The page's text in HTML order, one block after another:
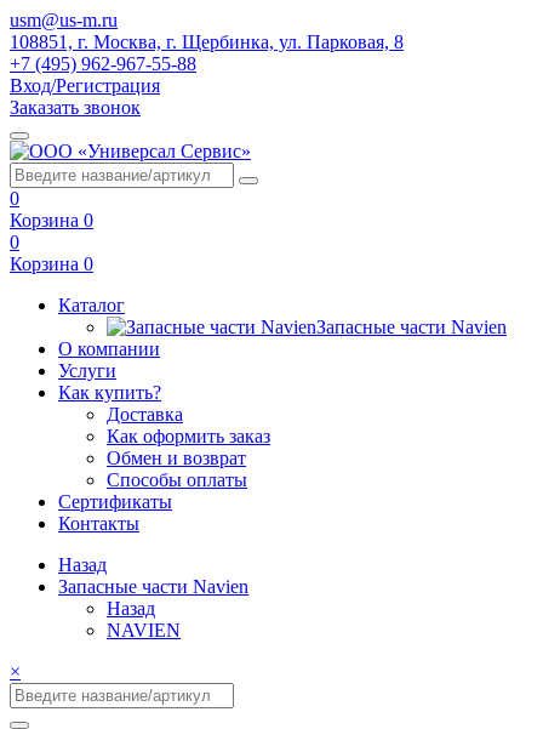
usm@us-m.ru
108851, г. Москва, г. Щербинка, ул. Парковая, 8
+7 (495) 962-967-55-88
Вход/Регистрация
Заказать звонок
0
Корзина 0
0
Корзина 0
Каталог
Запасные части Navien
О компании
Услуги
Как купить?
Доставка
Как оформить заказ
Обмен и возврат
Способы оплаты
Сертификаты
Контакты
Назад
Запасные части Navien
Назад
NAVIEN
×